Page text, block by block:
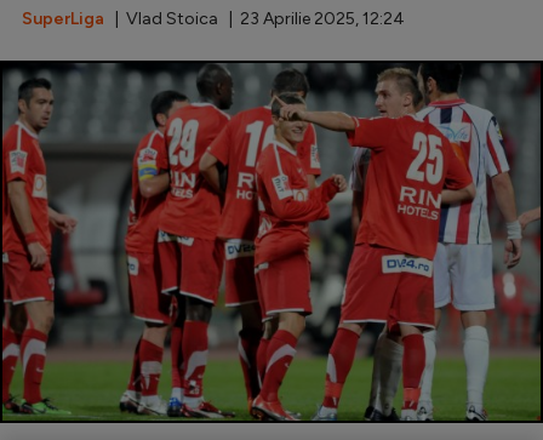
Ligue 1
Campionate
Starurile fotbalului
EURO 2024
Stranieri
Clasamente
Tenis
Handbal
SuperLiga | Vlad Stoica | 23 Aprilie 2025, 12:24